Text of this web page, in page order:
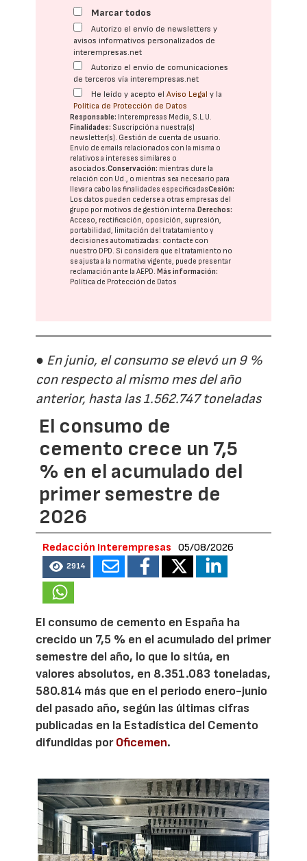
Marcar todos
Autorizo el envío de newsletters y
avisos informativos personalizados de
interempresas.net
Autorizo el envío de comunicaciones
de terceros vía interempresas.net
He leído y acepto elAviso Legal y la
Política de Protección de Datos
Responsable: Interempresas Media, S.L.U.
Finalidades: Suscripción a nuestra(s)
newsletter(s). Gestión de cuenta de usuario.
Envío de emails relacionados con la misma o
relativos a intereses similares o
asociados.Conservación: mientras dure la
relación con Ud., o mientras sea necesario para
llevar a cabo las finalidades especificadasCesión:
Los datos pueden cederse a otras empresas del
grupo por motivos de gestión interna. Derechos:
Acceso, rectificación, oposición, supresión,
portabilidad, limitación del tratatamiento y
decisiones automatizadas: contacte con
nuestro DPD. Si considera que el tratamiento no
se ajusta a la normativa vigente, puede presentar
reclamación ante laAEPD. Más información:
Política de Protección de Datos
● En junio, el consumo se elevó un 9 %
con respecto al mismo mes del año
anterior, hasta las 1.562.747 toneladas
El consumo de
cemento crece un 7,5
% en el acumulado del
primer semestre de
2026
Redacción Interempresas 05/08/2026
2914
El consumo de cemento en España ha
crecido un 7,5 % en el acumulado del primer
semestre del año, lo que lo sitúa, en
valores absolutos, en 8.351.083 toneladas,
580.814 más que en el periodo enero-junio
del pasado año, según las últimas cifras
publicadas en la Estadística del Cemento
difundidas porOficemen.